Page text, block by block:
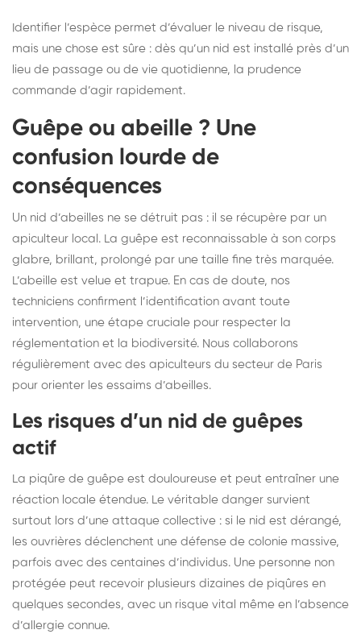
Identifier l’espèce permet d’évaluer le niveau de risque,
mais une chose est sûre : dès qu’un nid est installé près d’un
lieu de passage ou de vie quotidienne, la prudence
commande d’agir rapidement.
Guêpe ou abeille ? Une
confusion lourde de
conséquences
Un nid d’abeilles ne se détruit pas : il se récupère par un
apiculteur local. La guêpe est reconnaissable à son corps
glabre, brillant, prolongé par une taille fine très marquée.
L’abeille est velue et trapue. En cas de doute, nos
techniciens confirment l’identification avant toute
intervention, une étape cruciale pour respecter la
réglementation et la biodiversité. Nous collaborons
régulièrement avec des apiculteurs du secteur de Paris
pour orienter les essaims d’abeilles.
Les risques d’un nid de guêpes
actif
La piqûre de guêpe est douloureuse et peut entraîner une
réaction locale étendue. Le véritable danger survient
surtout lors d’une attaque collective : si le nid est dérangé,
les ouvrières déclenchent une défense de colonie massive,
parfois avec des centaines d’individus. Une personne non
protégée peut recevoir plusieurs dizaines de piqûres en
quelques secondes, avec un risque vital même en l’absence
d’allergie connue.